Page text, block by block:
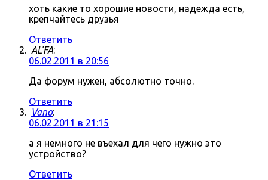
хоть какие то хорошие новости, надежда есть,
крепчайтесь друзья
Ответить
AL'FA:
06.02.2011 в 20:56
Да форум нужен, абсолютно точно.
Ответить
Vano:
06.02.2011 в 21:15
а я немного не въехал для чего нужно это
устройство?
Ответить